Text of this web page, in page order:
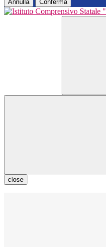
Annulla Conferma
close